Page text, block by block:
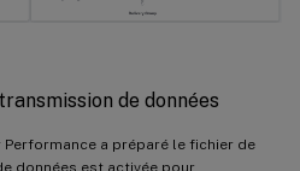
de données
a préparé le fichier de
données est activée pour